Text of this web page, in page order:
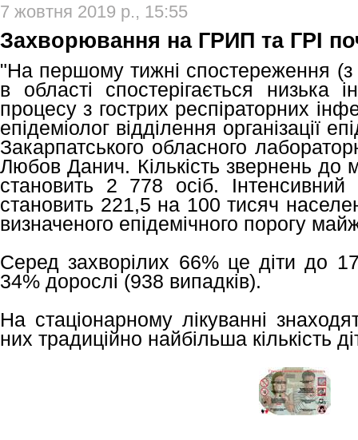
7 жовтня 2019 р., 15:55
Захворювання на ГРИП та ГРІ
"На першому тижні спостереження
в області спостерігається низька
процесу з гострих респіраторних
епідеміолог відділення організації
Закарпатського обласного
Любов Данич. Кількість звернень до
становить 2 778 осіб. Інтенсивний
становить 221,5 на 100 тисяч
визначеного епідемічного порогу
Серед захворілих 66% це діти до
34% дорослі (938 випадків).
На стаціонарному лікуванні
них традиційно найбільша кількість